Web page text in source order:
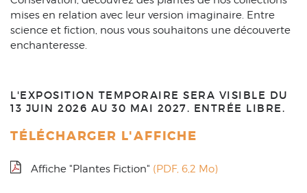
mises en relation avec leur version imaginaire. Entre
science et fiction, nous vous souhaitons une découverte
enchanteresse.
L'EXPOSITION TEMPORAIRE SERA VISIBLE DU
13 JUIN 2026 AU 30 MAI 2027. ENTRÉE LIBRE.
TÉLÉCHARGER L'AFFICHE
Affiche "Plantes Fiction" (PDF, 6,2 Mo)